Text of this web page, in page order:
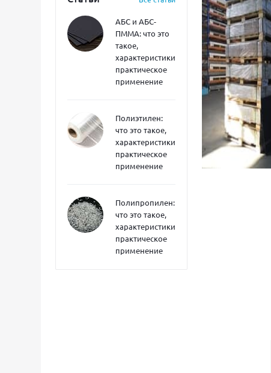
АБС и АБС-
ПММА: что это
такое,
характеристики,
практическое
применение
Полиэтилен:
что это такое,
характеристики,
практическое
применение
Полипропилен:
что это такое,
характеристики,
практическое
применение